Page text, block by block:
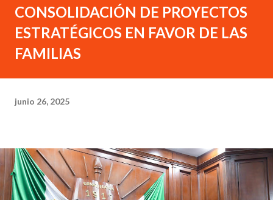
CONSOLIDACIÓN DE PROYECTOS
ESTRATÉGICOS EN FAVOR DE LAS
FAMILIAS
junio 26, 2025